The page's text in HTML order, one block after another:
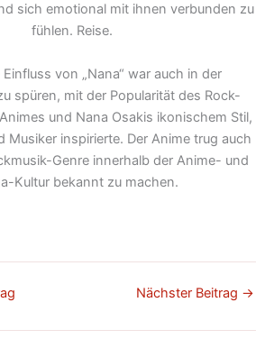
sich emotional mit ihnen verbunden zu
fühlen. Reise.
Einfluss von „Nana“ war auch in der
spüren, mit der Popularität des Rock-
und Nana Osakis ikonischem Stil,
Musiker inspirierte. Der Anime trug auch
Genre innerhalb der Anime- und
Kultur bekannt zu machen.
Nächster Beitrag →